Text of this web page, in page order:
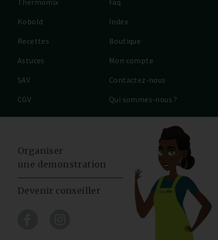
Thermomix
Kobold
Recettes
Astuces
SAV
CGV
Faq
Index
Boutique
Mon compte
Contactez-nous
Qui sommes-nous ?
Organiser
une demonstration
Devenir conseiller